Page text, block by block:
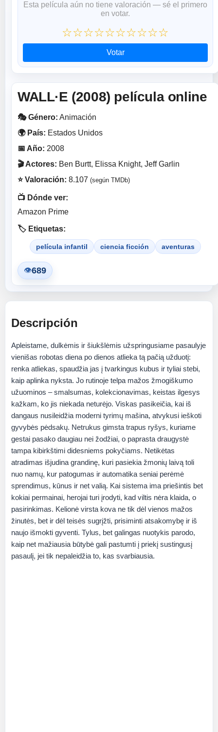
Esta película aún no tiene valoración — sé el primero
en votar.
☆☆☆☆☆☆☆☆☆☆
Votar
WALL·E (2008) película online
🎭 Género: Animación
🌍 País: Estados Unidos
📅 Año: 2008
🎬 Actores: Ben Burtt, Elissa Knight, Jeff Garlin
⭐ Valoración: 8.107 (según TMDb)
📺 Dónde ver:
Amazon Prime
🏷️ Etiquetas:
película infantil ciencia ficción aventuras
👁689
Descripción
Apleistame, dulkėmis ir šiukšlėmis užspringusiame pasaulyje
vienišas robotas diena po dienos atlieka tą pačią užduotį:
renka atliekas, spaudžia jas į tvarkingus kubus ir tyliai stebi,
kaip aplinka nyksta. Jo rutinoje telpa mažos žmogiškumo
užuominos – smalsumas, kolekcionavimas, keistas ilgesys
kažkam, ko jis niekada neturėjo. Viskas pasikeičia, kai iš
dangaus nusileidžia moderni tyrimų mašina, atvykusi ieškoti
gyvybės pėdsakų. Netrukus gimsta trapus ryšys, kuriame
gestai pasako daugiau nei žodžiai, o paprasta draugystė
tampa kibirkštimi didesniems pokyčiams. Netikėtas
atradimas išjudina grandinę, kuri pasiekia žmonių laivą toli
nuo namų, kur patogumas ir automatika seniai perėmė
sprendimus, kūnus ir net valią. Kai sistema ima priešintis bet
kokiai permainai, herojai turi įrodyti, kad viltis nėra klaida, o
pasirinkimas. Kelionė virsta kova ne tik dėl vienos mažos
žinutės, bet ir dėl teisės sugrįžti, prisiminti atsakomybę ir iš
naujo išmokti gyventi. Tylus, bet galingas nuotykis parodo,
kaip net mažiausia būtybė gali pastumti į priekį sustingusį
pasaulį, jei tik nepaleidžia to, kas svarbiausia.